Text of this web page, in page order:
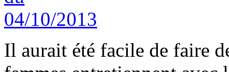
Il aurait été facile de faire